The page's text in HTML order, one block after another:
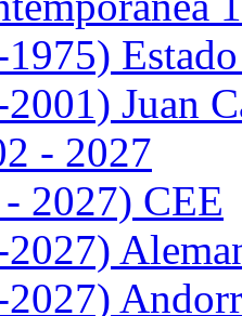
Juan
- 2027
2027) CEE